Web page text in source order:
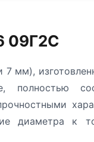
09Г2С
мм),
полностью
диаметра к